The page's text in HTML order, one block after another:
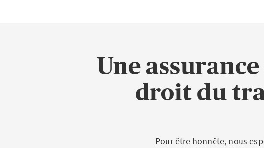
Une
droit du
Pour être honnête, nous